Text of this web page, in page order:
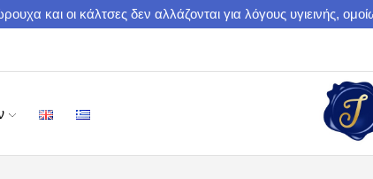
και οι κάλτσες δεν αλλάζονται για λόγους υγιεινής,